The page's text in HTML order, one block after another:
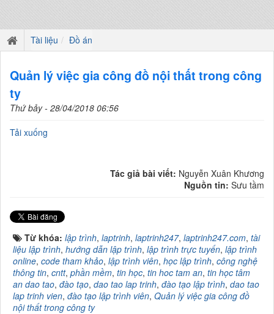
Tài liệu Đồ án
Quản lý việc gia công đồ nội thất trong công
ty
Thứ bảy - 28/04/2018 06:56
Tải xuống
Tác giả bài viết: Nguyễn Xuân Khương
Nguồn tin: Sưu tầm
Từ khóa: lập trình, laptrinh, laptrinh247, laptrinh247.com, tài
liệu lập trình, hướng dẫn lập trình, lập trình trực tuyến, lập trình
online, code tham khảo, lập trình viên, học lập trình, công nghệ
thông tin, cntt, phần mềm, tin học, tin hoc tam an, tin học tâm
an dao tao, đào tạo, dao tao lap trinh, đào tạo lập trình, dao tao
lap trinh vien, đào tạo lập trình viên, Quản lý việc gia công đồ
nội thất trong công ty